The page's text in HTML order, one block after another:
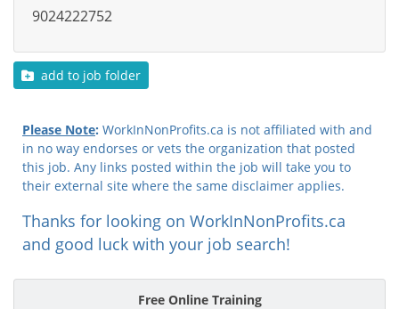
Free Online Training
9024222752
add to job folder
Please Note: WorkInNonProfits.ca is not affiliated with and
in no way endorses or vets the organization that posted
this job. Any links posted within the job will take you to
their external site where the same disclaimer applies.
Thanks for looking on WorkInNonProfits.ca
and good luck with your job search!